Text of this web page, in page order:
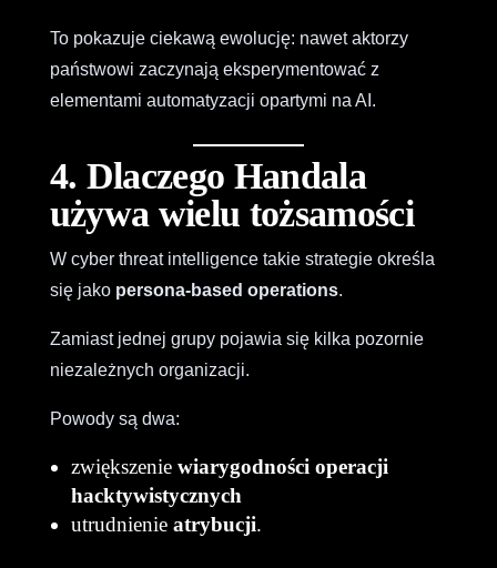
To pokazuje ciekawą ewolucję: nawet aktorzy
państwowi zaczynają eksperymentować z
elementami automatyzacji opartymi na AI.
4. Dlaczego Handala
używa wielu tożsamości
W cyber threat intelligence takie strategie określa
się jako persona-based operations.
Zamiast jednej grupy pojawia się kilka pozornie
niezależnych organizacji.
Powody są dwa:
zwiększenie wiarygodności operacji
hacktywistycznych
utrudnienie atrybucji.